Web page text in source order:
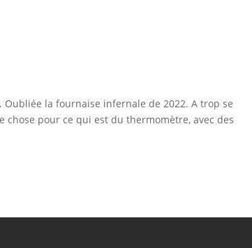
la fournaise infernale de 2022. A trop se
pour ce qui est du thermomètre, avec des